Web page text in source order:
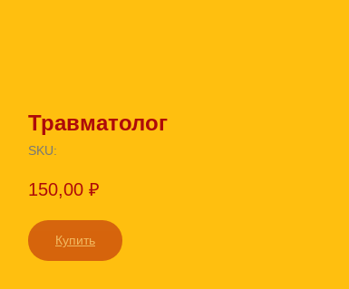
Травматолог
SKU:
150,00 ₽
Купить